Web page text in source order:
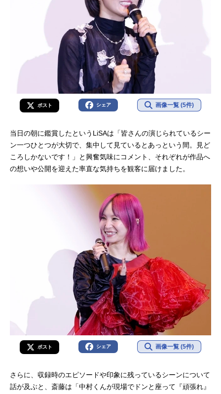
ポスト シェア 画像一覧 (5件)
当日の朝に鑑賞したというLiSAは「皆さんの演じられているシー
ン一つひとつが大切で、集中して見ているとあっという間。見ど
ころしかないです！」と興奮気味にコメント、それぞれが作品へ
の想いや公開を迎えた率直な気持ちを観客に届けました。
ポスト シェア 画像一覧 (5件)
さらに、収録時のエピソードや印象に残っているシーンについて
話が及ぶと、斎藤は「中村くんが現場でドンと座って『頑張れ』